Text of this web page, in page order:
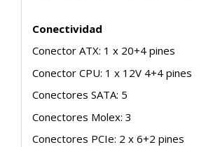
Conectividad
Conector ATX: 1 x 20+4 pines
Conector CPU: 1 x 12V 4+4 pines
Conectores SATA: 5
Conectores Molex: 3
Conectores PCIe: 2 x 6+2 pines